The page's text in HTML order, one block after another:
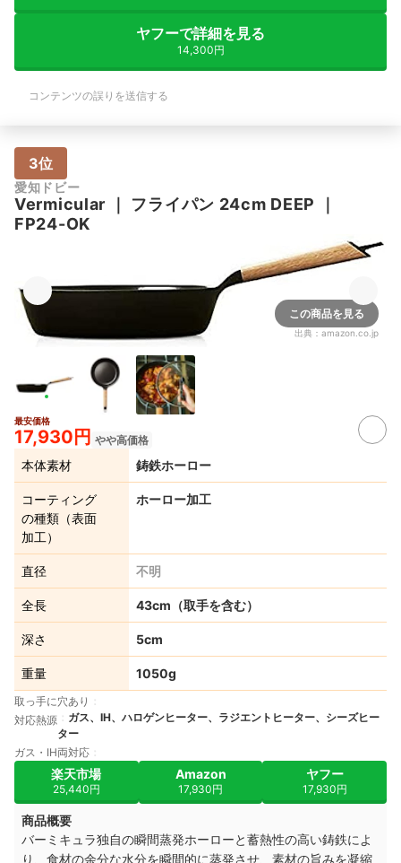
ヤフーで詳細を見る
14,300円
コンテンツの誤りを送信する
3位
愛知ドビー
Vermicular ｜ フライパン 24cm DEEP
｜
FP24-OK
この商品を見る
出典： amazon.co.jp
最安価格
17,930円 やや高価格
本体素材 鋳鉄ホーロー
コーティング
の種類（表面
加工）
ホーロー加工
直径 不明
全長 43cm（取手を含む）
深さ 5cm
重量 1050g
取っ手に穴あり
対応熱源
ガス、IH、ハロゲンヒーター、ラジエントヒーター、シーズヒー
ター
ガス・IH両対応
楽天市場
25,440円
Amazon
17,930円
ヤフー
17,930円
商品概要
バーミキュラ独自の瞬間蒸発ホーローと蓄熱性の高い鋳鉄によ
り、食材の余分な水分を瞬間的に蒸発させ、素材の旨みを凝縮